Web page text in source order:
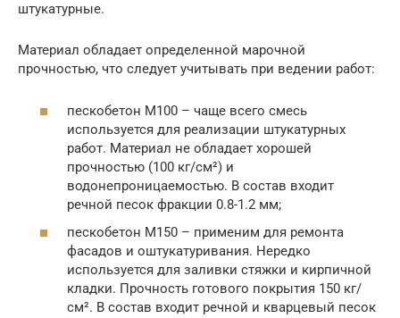
штукатурные.
Материал обладает определенной марочной
прочностью, что следует учитывать при ведении работ:
пескобетон М100 – чаще всего смесь
используется для реализации штукатурных
работ. Материал не обладает хорошей
прочностью (100 кг/см²) и
водонепроницаемостью. В состав входит
речной песок фракции 0.8-1.2 мм;
пескобетон М150 – применим для ремонта
фасадов и оштукатуривания. Нередко
используется для заливки стяжки и кирпичной
кладки. Прочность готового покрытия 150 кг/
см². В состав входит речной и кварцевый песок